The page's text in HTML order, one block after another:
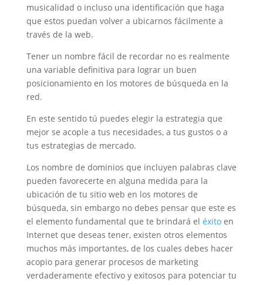
musicalidad o incluso una identificación que haga
que estos puedan volver a ubicarnos fácilmente a
través de la web.
Tener un nombre fácil de recordar no es realmente
una variable definitiva para lograr un buen
posicionamiento en los motores de búsqueda en la
red.
En este sentido tú puedes elegir la estrategia que
mejor se acople a tus necesidades, a tus gustos o a
tus estrategias de mercado.
Los nombre de dominios que incluyen palabras clave
pueden favorecerte en alguna medida para la
ubicación de tu sitio web en los motores de
búsqueda, sin embargo no debes pensar que este es
el elemento fundamental que te brindará el éxitoen
Internet que deseas tener, existen otros elementos
muchos más importantes, de los cuales debes hacer
acopio para generar procesos de marketing
verdaderamente efectivo y exitosos para potenciar tu